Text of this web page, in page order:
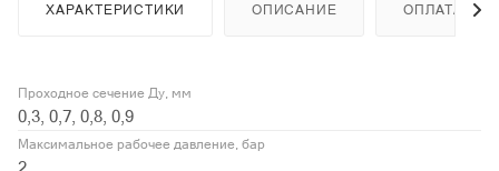
ХАРАКТЕРИСТИКИ ОПИСАНИЕ ОПЛАТА
Проходное сечение Ду, мм
0,3, 0,7, 0,8, 0,9
Максимальное рабочее давление, бар
2